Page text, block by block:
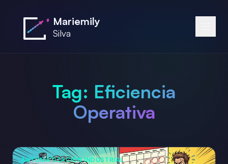
Mariemily
Silva
Tag: Eficiencia
Operativa
AUTOMATIZACIÓN INDUSTRIAL